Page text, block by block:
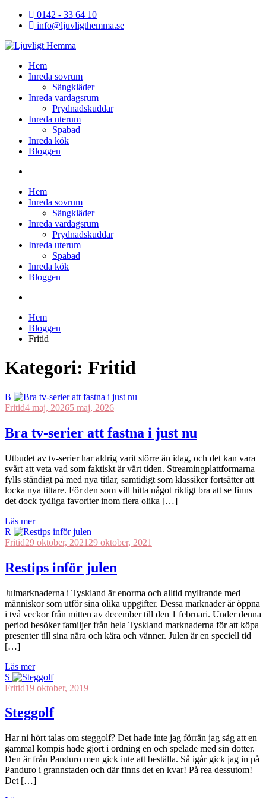
Hoppa
0142 - 33 64 10
info@ljuvligthemma.se
Ljuvligt Hemma
Hem
Inreda sovrum
Sängkläder
Inreda vardagsrum
Prydnadskuddar
Inreda uterum
Spabad
Inreda kök
Bloggen
Hem
Inreda sovrum
Sängkläder
Inreda vardagsrum
Prydnadskuddar
Inreda uterum
Spabad
Inreda kök
Bloggen
Hem
Bloggen
Fritid
Kategori: Fritid
B
Fritid4 maj, 20265 maj, 2026
Bra tv-serier att fastna i just nu
Utbudet av tv-serier har aldrig varit större än idag, och det kan vara
svårt att veta vad som faktiskt är värt tiden. Streamingplattformarna
fylls ständigt på med nya titlar, samtidigt som klassiker fortsätter att
locka nya tittare. För den som vill hitta något riktigt bra att se finns
det dock tydliga favoriter inom flera olika […]
Läs mer
R
Fritid29 oktober, 2021 29 oktober, 2021
Restips inför julen
Julmarknaderna i Tyskland är enorma och alltid myllrande med
människor som utför sina olika uppgifter. Dessa marknader är öppna
i två veckor från mitten av december till den 1 februari. Under denna
period besöker familjer från hela Tyskland marknaderna för att köpa
presenter till sina nära och kära och vänner. Julen är en speciell tid
[…]
Läs mer
S
Fritid19 oktober, 2019
Steggolf
Har ni hört talas om steggolf? Det hade inte jag förrän jag såg att en
gammal kompis hade gjort i ordning en och spelade med sin dotter.
Den är från Panduro men gick inte att beställa. Så igår gick jag in på
Panduro i grannstaden och där finns det en kvar! På rea dessutom!
Det […]